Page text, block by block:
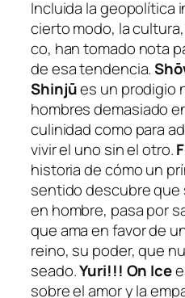
Incluida la geo­po­lí­ti­ca
cier­to mo­do, la
co, han to­ma­do no­ta
de esa ten­den­cia.
Shinjūes un pro­di­gio
hom­bres de­ma­sia­do
cu­li­ni­dad co­mo pa­ra
vi­vir el uno sin el otro.
his­to­ria de có­mo un
sen­ti­do des­cu­bre que
en hom­bre, pa­sa por
que ama en fa­vor de
rei­no, su po­der, que
sea­do.Yuri!!! On Ice
so­bre el amor y la